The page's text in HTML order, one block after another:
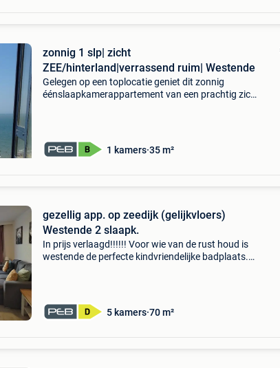
zonnig 1 slp| zicht
ZEE/hinterland|verrassend ruim| Westende
Gelegen op een toplocatie geniet dit zonnig
éénslaapkamerappartement van een prachtig zicht
1 kamers 35 m²
gezellig app. op zeedijk (gelijkvloers)
Westende 2 slaapk.
In prijs verlaagd!!!!!! Voor wie van de rust houd is
westende de perfecte kindvriendelijke badplaats.
5 kamers 70 m²